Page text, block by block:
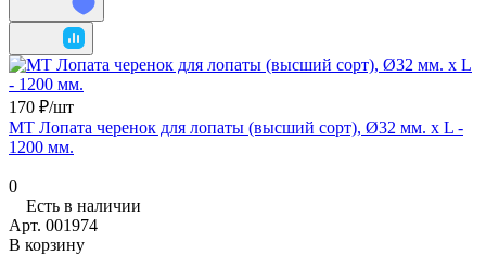
170 ₽/шт
МТ Лопата черенок для лопаты (высший сорт), Ø32 мм. х L -
1200 мм.
0
Есть в наличии
Арт. 001974
В корзину